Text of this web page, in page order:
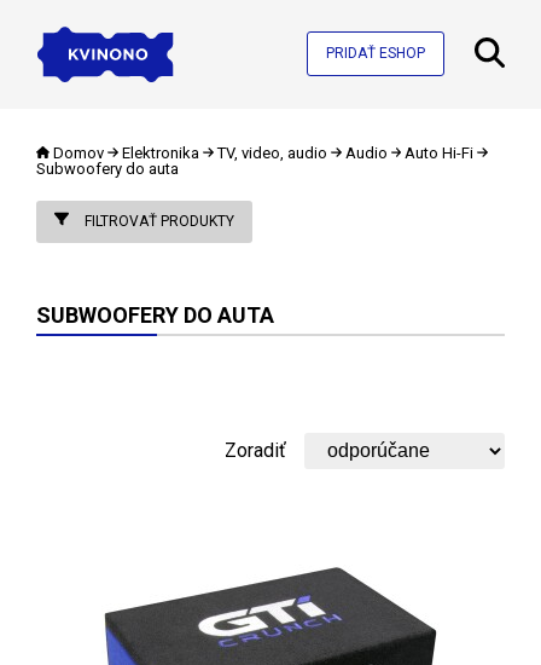
PRIDAŤ ESHOP
Domov Elektronika TV, video, audio Audio
Auto Hi-Fi
Subwoofery do auta
FILTROVAŤ PRODUKTY
SUBWOOFERY DO AUTA
Zoradiť